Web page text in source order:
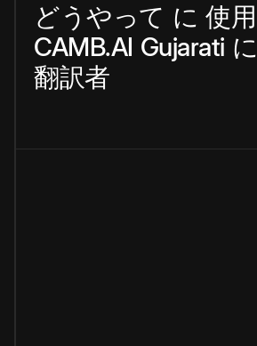
どうやって に 使用
CAMB.AI Gujarati に
翻訳者